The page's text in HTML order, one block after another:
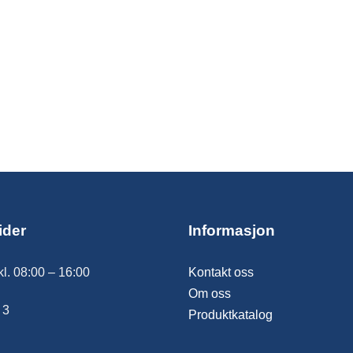
08:00 – 16:00
3
Informasjon
Kontakt oss
Om oss
Produktkatalog